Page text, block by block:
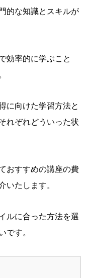
的な知識とスキルが
効率的に学ぶこと
に向けた学習方法と
れぞれどういった状
おすすめの講座の費
いたします。
ルに合った方法を選
です。